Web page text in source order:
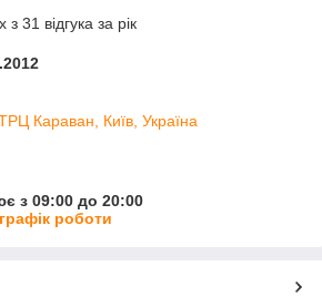
31 відгука за рік
Караван, Київ, Україна
з 09:00 до 20:00
роботи